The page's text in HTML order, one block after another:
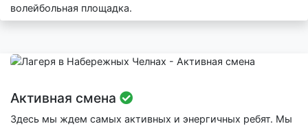
волейбольная площадка.
Активная смена
Здесь мы ждем самых активных и энергичных ребят. Мы